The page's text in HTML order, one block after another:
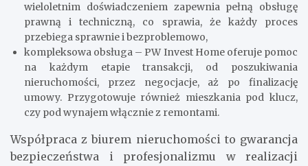
wieloletnim doświadczeniem zapewnia pełną obsługę
prawną i techniczną, co sprawia, że każdy proces
przebiega sprawnie i bezproblemowo,
kompleksowa obsługa – PW Invest Home oferuje pomoc
na każdym etapie transakcji, od poszukiwania
nieruchomości, przez negocjacje, aż po finalizację
umowy. Przygotowuje również mieszkania pod klucz,
czy pod wynajem włącznie z remontami.
Współpraca z biurem nieruchomości to gwarancja
bezpieczeństwa i profesjonalizmu w realizacji